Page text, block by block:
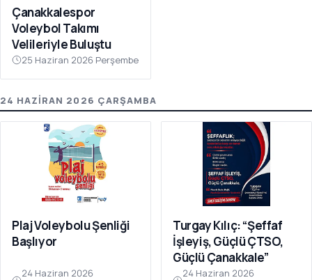
Çanakkalespor
Voleybol Takımı
Velileriyle Buluştu
25 Haziran 2026 Perşembe
24 HAZIRAN 2026 ÇARŞAMBA
Plaj Voleybolu Şenliği
Başlıyor
24 Haziran 2026
Turgay Kılıç: “Şeffaf
İşleyiş, Güçlü ÇTSO,
Güçlü Çanakkale”
24 Haziran 2026